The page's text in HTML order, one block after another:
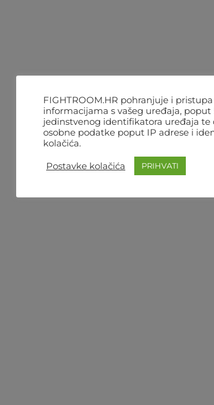
FIGHTROOM.HR pohranjuje i
informacijama s vašeg uređaja, poput
jedinstvenog identifikatora uređaja te
osobne podatke poput IP adrese i
kolačića.
Postavke kolačića PRIHVATI